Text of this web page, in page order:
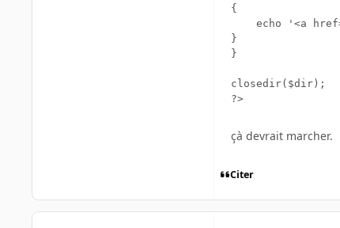
{
}
}
closedir($dir);
?>
çà devrait marcher.
Citer